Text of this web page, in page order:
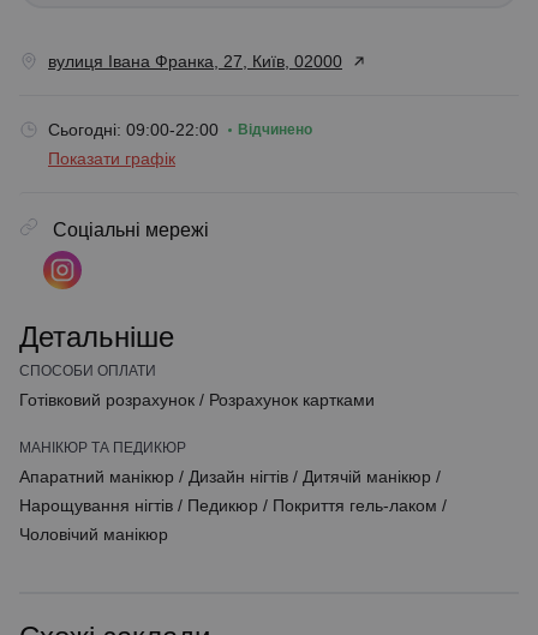
вулиця Івана Франка, 27, Київ, 02000
Сьогодні: 09:00-22:00 Відчинено
Показати графік
Соціальні мережі
Детальніше
СПОСОБИ ОПЛАТИ
Готівковий розрахунок / Розрахунок картками
МАНІКЮР ТА ПЕДИКЮР
Апаратний манікюр / Дизайн нігтів / Дитячій манікюр /
Нарощування нігтів / Педикюр / Покриття гель-лаком /
Чоловічий манікюр